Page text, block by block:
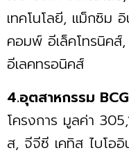
เทคโนโลยี, แม็กซิม
คอมพ์ อีเล็คโทรนิคส์
อีเลคทรอนิคส์
4.อุตสาหกรรม BCG
โครงการ มูลค่า
ส, จีจีซี เคทิส ไบโอ